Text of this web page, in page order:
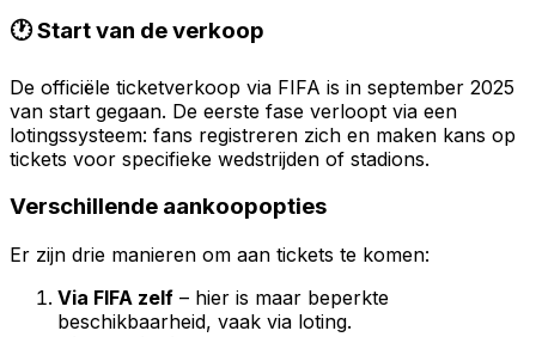
🕐 Start van de verkoop
De officiële ticketverkoop via FIFA is in september 2025
van start gegaan. De eerste fase verloopt via een
lotingssysteem: fans registreren zich en maken kans op
tickets voor specifieke wedstrijden of stadions.
Verschillende aankoopopties
Er zijn drie manieren om aan tickets te komen:
Via FIFA zelf – hier is maar beperkte
beschikbaarheid, vaak via loting.